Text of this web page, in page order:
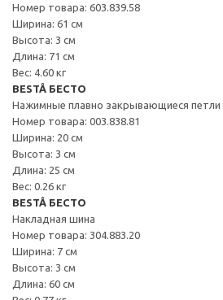
Номер товара: 603.839.58
Ширина: 61 см
Высота: 3 см
Длина: 71 см
Вес: 4.60 кг
BESTÅ БЕСТО
Нажимные плавно закрывающиеся петли
Номер товара: 003.838.81
Ширина: 20 см
Высота: 3 см
Длина: 25 см
Вес: 0.26 кг
BESTÅ БЕСТО
Накладная шина
Номер товара: 304.883.20
Ширина: 7 см
Высота: 3 см
Длина: 60 см